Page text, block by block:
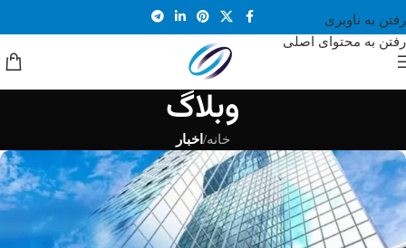
رفتن به ناوبری
رفتن به محتوای اصلی
وبلاگ
خانه/ اخبار